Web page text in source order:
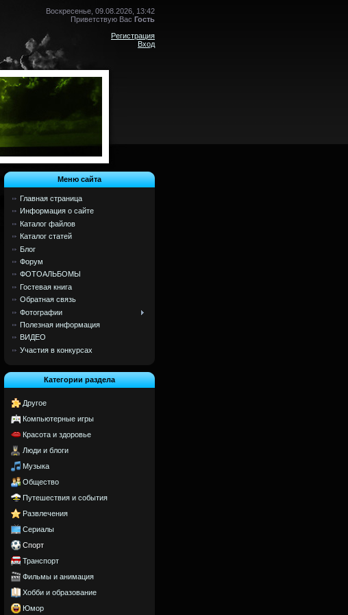
Воскресенье, 09.08.2026, 13:42
Приветствую Вас Гость
Регистрация
Вход
Меню сайта
Главная страница
Информация о сайте
Каталог файлов
Каталог статей
Блог
Форум
ФОТОАЛЬБОМЫ
Гостевая книга
Обратная связь
Фотографии
Полезная информация
ВИДЕО
Участия в конкурсах
Категории раздела
Другое
Компьютерные игры
Красота и здоровье
Люди и блоги
Музыка
Общество
Путешествия и события
Развлечения
Сериалы
Спорт
Транспорт
Фильмы и анимация
Хобби и образование
Юмор